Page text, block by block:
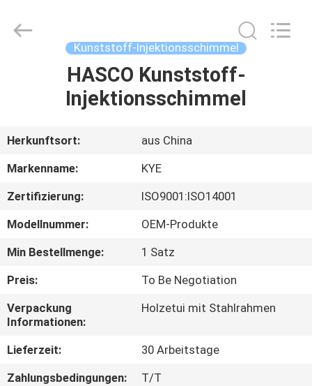
ÜBER
UNS
FABRIK-
AUSFLUG
QUALITÄTSKONTROLLE
TRETEN
SIE
Kunststoff-Injektionsschimmel
HASCO Kunststoff-
Injektionsschimmel
Herkunftsort:
aus China
Markenname:
KYE
Zertifizierung:
ISO9001:ISO14001
Modellnummer:
OEM-Produkte
Min Bestellmenge:
1 Satz
Preis:
To Be Negotiation
Verpackung
Informationen:
Holzetui mit Stahlrahmen
Lieferzeit:
30 Arbeitstage
Zahlungsbedingungen:
T/T